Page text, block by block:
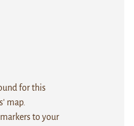
for this
map.
to your